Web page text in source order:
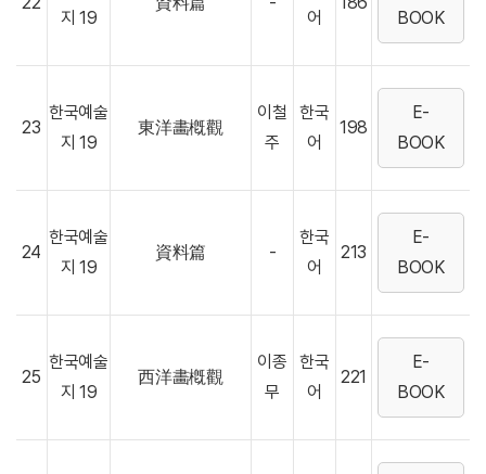
지 19 어 BOOK
23
한국예술
지 19
東洋畵槪觀
이철
주
한국
어
198
E-
BOOK
24
한국예술
지 19
資料篇 -
한국
어
213
E-
BOOK
25
한국예술
지 19
西洋畵槪觀
이종
무
한국
어
221
E-
BOOK